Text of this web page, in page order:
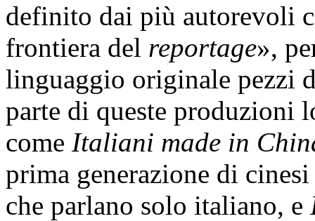
definito dai più autorevoli
frontiera del reportage»,
linguaggio originale pezzi
parte di queste produzioni
come Italiani made in
prima generazione di
che parlano solo italiano, e